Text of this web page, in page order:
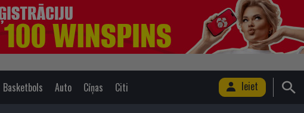
Basketbols Auto Cīņas Citi Ieiet